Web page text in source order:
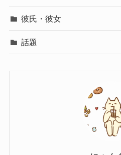
彼氏・彼女
話題